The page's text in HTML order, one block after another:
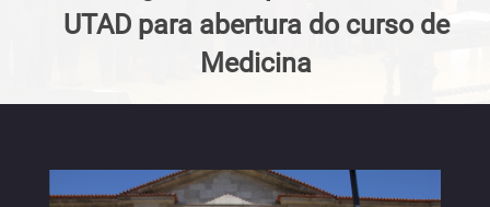
UTAD para abertura do curso de
Medicina